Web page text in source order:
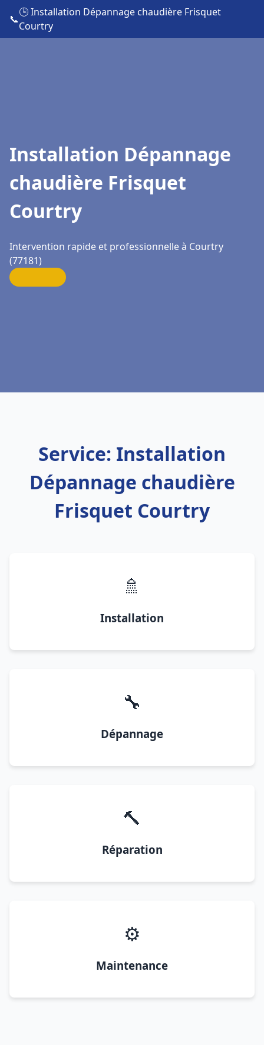
📞
🕒 Installation Dépannage chaudière Frisquet
Courtry
Installation Dépannage
chaudière Frisquet
Courtry
Intervention rapide et professionnelle à Courtry
(77181)
Service: Installation
Dépannage chaudière
Frisquet Courtry
🚿
Installation
🔧
Dépannage
🔨
Réparation
⚙️
Maintenance